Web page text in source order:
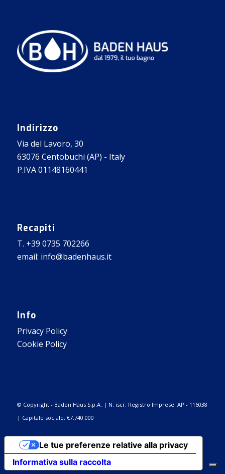
Indirizzo
Via del Lavoro, 30
63076 Centobuchi (AP) - Italy
P.IVA 01148160441
Recapiti
T. +39 0735 702266
email: info@badenhaus.it
Info
Privacy Policy
Cookie Policy
© Copyright - Baden Haus S.p.A. | N. iscr. Registro Imprese: AP - 116038
| Capitale sociale: €7.740.000
Informativa sulla raccolta
Le tue preferenze relative alla privacy